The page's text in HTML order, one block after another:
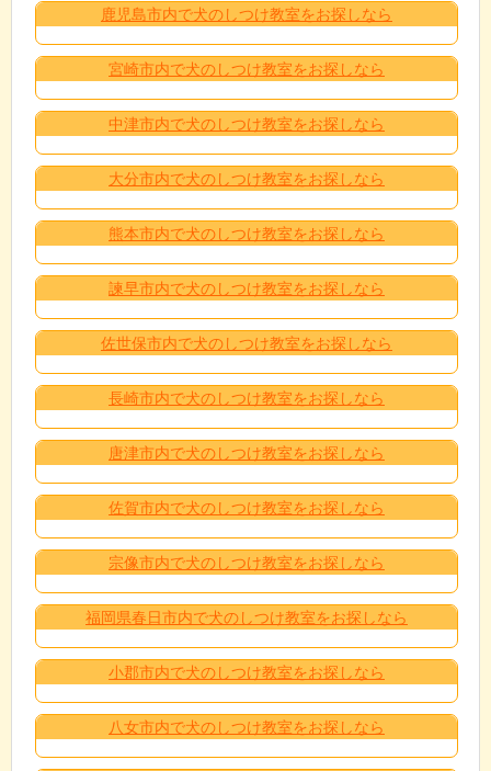
鹿児島市内で犬のしつけ教室をお探しなら
宮崎市内で犬のしつけ教室をお探しなら
中津市内で犬のしつけ教室をお探しなら
大分市内で犬のしつけ教室をお探しなら
熊本市内で犬のしつけ教室をお探しなら
諫早市内で犬のしつけ教室をお探しなら
佐世保市内で犬のしつけ教室をお探しなら
長崎市内で犬のしつけ教室をお探しなら
唐津市内で犬のしつけ教室をお探しなら
佐賀市内で犬のしつけ教室をお探しなら
宗像市内で犬のしつけ教室をお探しなら
福岡県春日市内で犬のしつけ教室をお探しなら
小郡市内で犬のしつけ教室をお探しなら
八女市内で犬のしつけ教室をお探しなら